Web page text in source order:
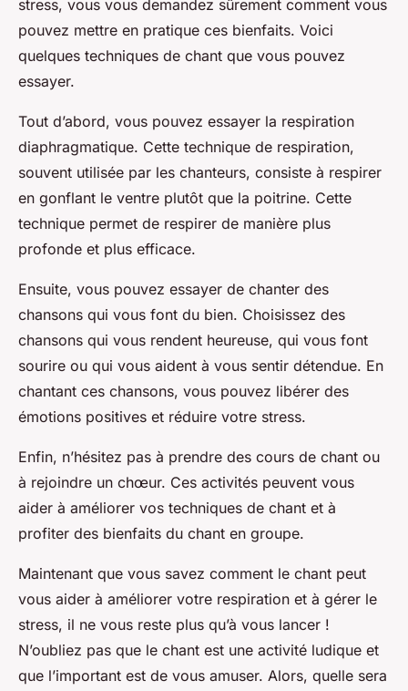
stress, vous vous demandez sûrement comment vous
pouvez mettre en pratique ces bienfaits. Voici
quelques techniques de chant que vous pouvez
essayer.
Tout d’abord, vous pouvez essayer la respiration
diaphragmatique. Cette technique de respiration,
souvent utilisée par les chanteurs, consiste à respirer
en gonflant le ventre plutôt que la poitrine. Cette
technique permet de respirer de manière plus
profonde et plus efficace.
Ensuite, vous pouvez essayer de chanter des
chansons qui vous font du bien. Choisissez des
chansons qui vous rendent heureuse, qui vous font
sourire ou qui vous aident à vous sentir détendue. En
chantant ces chansons, vous pouvez libérer des
émotions positives et réduire votre stress.
Enfin, n’hésitez pas à prendre des cours de chant ou
à rejoindre un chœur. Ces activités peuvent vous
aider à améliorer vos techniques de chant et à
profiter des bienfaits du chant en groupe.
Maintenant que vous savez comment le chant peut
vous aider à améliorer votre respiration et à gérer le
stress, il ne vous reste plus qu’à vous lancer !
N’oubliez pas que le chant est une activité ludique et
que l’important est de vous amuser. Alors, quelle sera